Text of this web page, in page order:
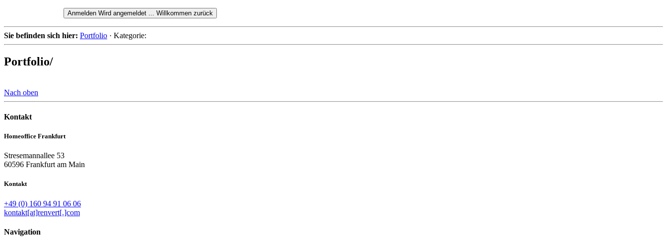
Anmelden Wird angemeldet ... Willkommen zurück
Sie befinden sich hier: Portfolio · Kategorie:
Portfolio/
Nach oben
Kontakt
Homeoffice Frankfurt
Stresemannallee 53
60596 Frankfurt am Main
Kontakt
+49 (0) 160 94 91 06 06
kontakt[at]renvert[.]com
Navigation